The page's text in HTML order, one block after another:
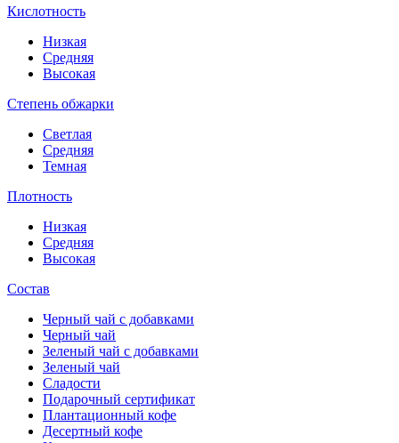
Кислотность
Низкая
Средняя
Высокая
Степень обжарки
Светлая
Средняя
Темная
Плотность
Низкая
Средняя
Высокая
Состав
Черный чай с добавками
Черный чай
Зеленый чай с добавками
Зеленый чай
Сладости
Подарочный сертификат
Плантационный кофе
Десертный кофе